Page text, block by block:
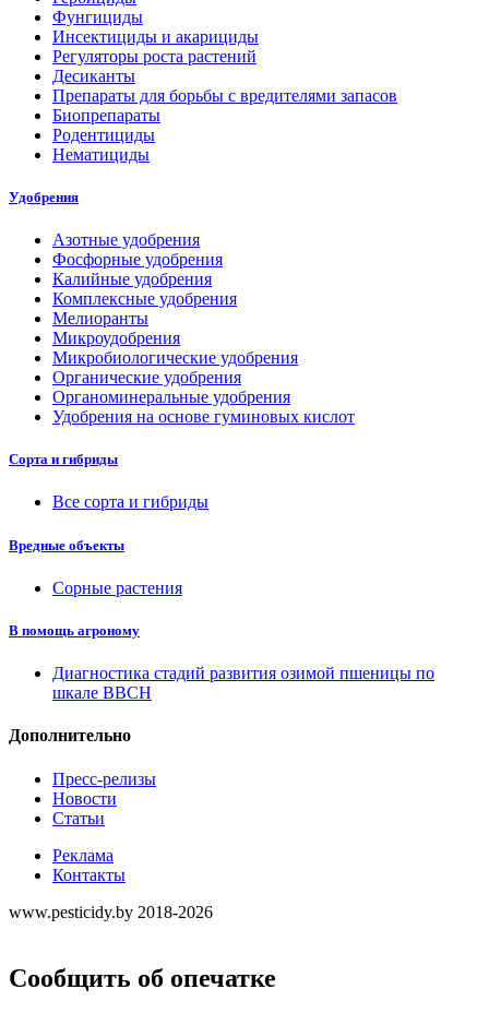
Фунгициды
Инсектициды и акарициды
Регуляторы роста растений
Десиканты
Препараты для борьбы с вредителями запасов
Биопрепараты
Родентициды
Нематициды
Удобрения
Азотные удобрения
Фосфорные удобрения
Калийные удобрения
Комплексные удобрения
Мелиоранты
Микроудобрения
Микробиологические удобрения
Органические удобрения
Органоминеральные удобрения
Удобрения на основе гуминовых кислот
Сорта и гибриды
Все сорта и гибриды
Вредные объекты
Сорные растения
В помощь агроному
Диагностика стадий развития озимой пшеницы по
шкале ВВСН
Дополнительно
Пресс-релизы
Новости
Статьи
Реклама
Контакты
www.pesticidy.by 2018-2026
Сообщить об опечатке